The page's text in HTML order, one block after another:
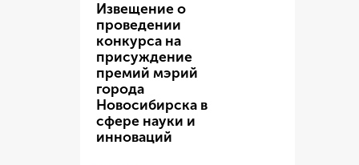
Извещение о
проведении
конкурса на
присуждение
премий мэрий
города
Новосибирска в
сфере науки и
инноваций